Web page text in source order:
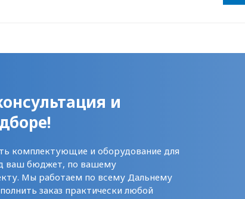
и
комплектующие и оборудование для
ваш бюджет, по вашему
Мы работаем по всему Дальнему
заказ практически любой